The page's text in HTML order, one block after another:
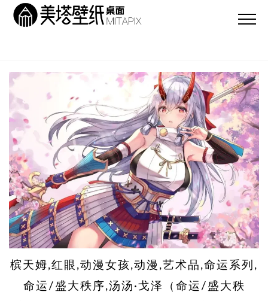
槟天姆,红眼,动漫女孩,动漫,艺术品,命运系列,
命运/盛大秩序,汤汤·戈泽（命运/盛大秩